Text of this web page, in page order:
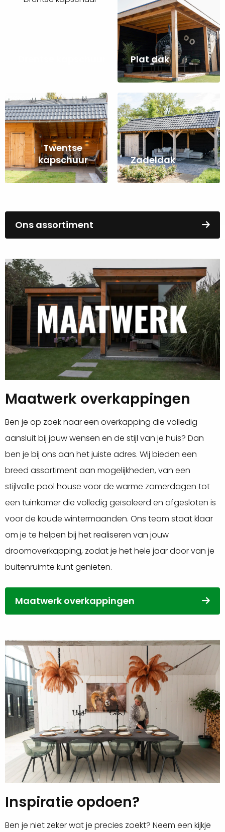
Plat dak
Plat
dak
Twentse
kapschuur
Tonen
Twentse
kapschuur
Zadeldak
Tonen
Zadeldak
Ons assortiment
Maatwerk overkappingen
Ben je op zoek naar een overkapping die volledig
aansluit bij jouw wensen en de stijl van je huis? Dan
ben je bij ons aan het juiste adres. Wij bieden een
breed assortiment aan mogelijkheden, van een
stijlvolle pool house voor de warme zomerdagen tot
een tuinkamer die volledig geïsoleerd en afgesloten is
voor de koude wintermaanden. Ons team staat klaar
om je te helpen bij het realiseren van jouw
droomoverkapping, zodat je het hele jaar door van je
buitenruimte kunt genieten.
Maatwerk overkappingen
Inspiratie opdoen?
Ben je niet zeker wat je precies zoekt? Neem een kijkje